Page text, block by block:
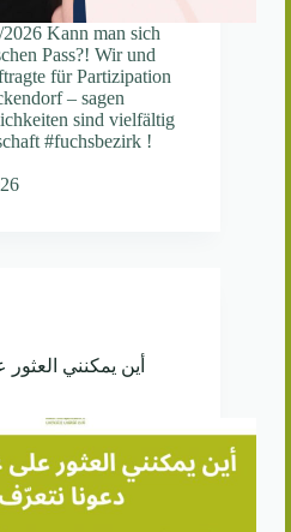
Kann man sich
Pass?! Wir und
für Partizipation
– sagen
sind vielfältig
#fuchsbezirk !
أين يمكنني